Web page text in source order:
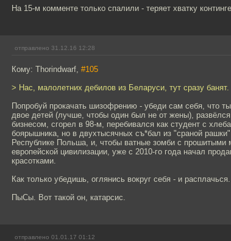
На 15-м комменте только спалили - теряет хватку
отправлено 31.12.16 12:28
Кому: Thorindwarf, #105
> Нас, малолетних дебилов из Беларуси, тут сразу банят.
Попробуй прокачать шизофрению - убеди сам себя, что
двое детей (лучше, чтобы один был не от жены), развёлся
бизнесом, сгорел в 98-м, перебивался как студент с
боярышника, но в двухтысячных съ*бал из "сраной
Республике Польша, и, чтобы ватные зомби с прошитыми
европейской цивилизации, уже с 2010-го года начал
красотками.
Как только убедишь, оглянись вокруг себя - и расплачься.
ПыСы. Вот такой он, катарсис.
отправлено 01.01.17 01:12